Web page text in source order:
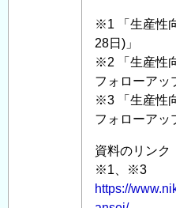
に
つ
い
て 」
へ
の
信
※1 「生産性
28日)」
※2 「生産性
フォローアッ
※3 「生産性
フォローアッ
資料のリンク
※1、※3
https://